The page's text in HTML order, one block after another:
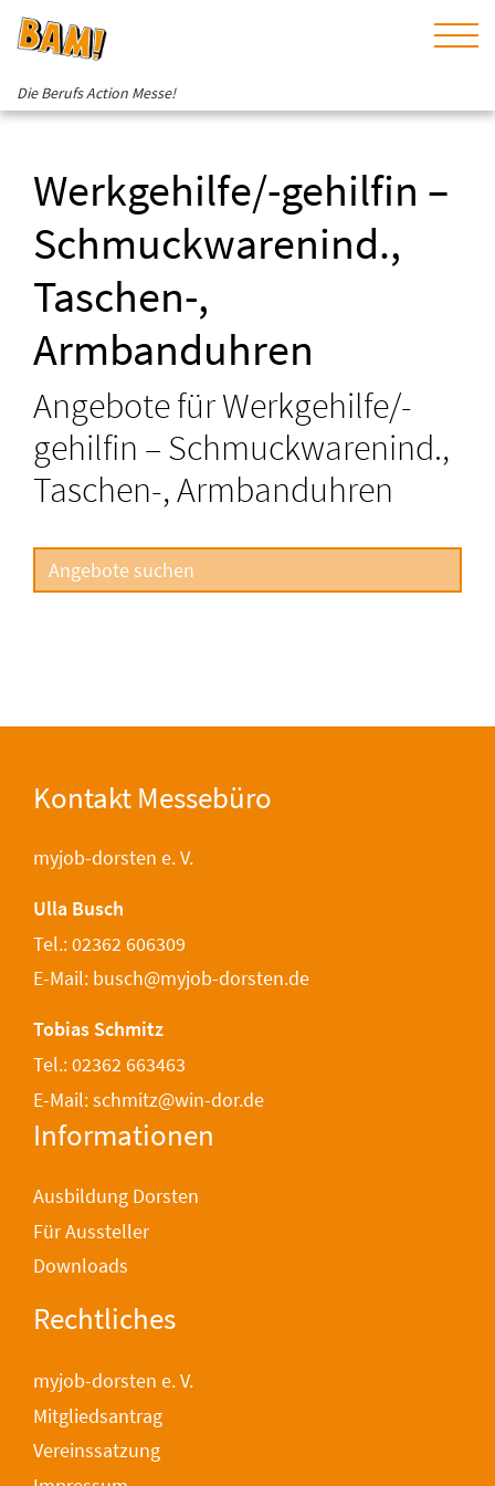
Die Berufs Action Messe!
Werkgehilfe/-gehilfin –
Schmuckwarenind.,
Taschen-,
Armbanduhren
Angebote für Werkgehilfe/-
gehilfin – Schmuckwarenind.,
Taschen-, Armbanduhren
Kontakt Messebüro
myjob-dorsten e. V.
Ulla Busch
Tel.: 02362 606309
E-Mail: busch@myjob-dorsten.de
Tobias Schmitz
Tel.: 02362 663463
E-Mail: schmitz@win-dor.de
Informationen
Ausbildung Dorsten
Für Aussteller
Downloads
Rechtliches
myjob-dorsten e. V.
Mitgliedsantrag
Vereinssatzung